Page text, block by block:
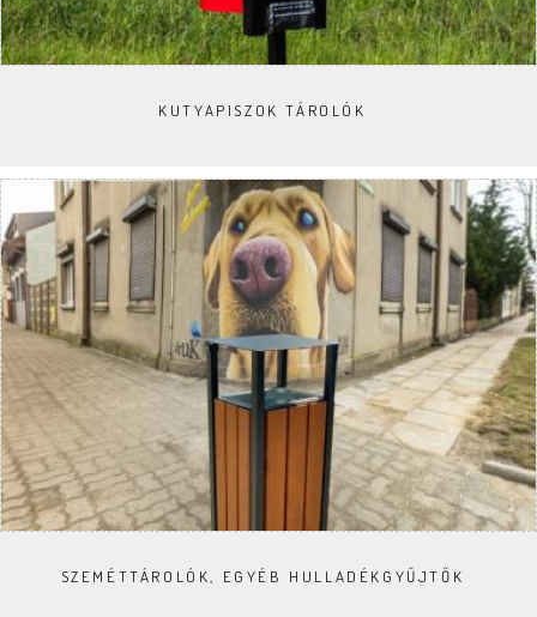
KUTYAPISZOK TÁROLÓK
SZEMÉTTÁROLÓK, EGYÉB HULLADÉKGYŰJTŐK